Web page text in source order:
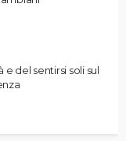
e del sentirsi soli sul